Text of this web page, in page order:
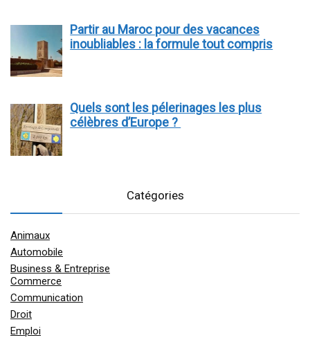
Partir au Maroc pour des vacances
inoubliables : la formule tout compris
Quels sont les pélerinages les plus
célèbres d’Europe ?
Catégories
Animaux
Automobile
Business & Entreprise
Commerce
Communication
Droit
Emploi